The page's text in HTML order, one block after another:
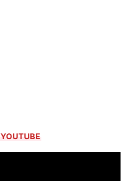
YOUTUBE